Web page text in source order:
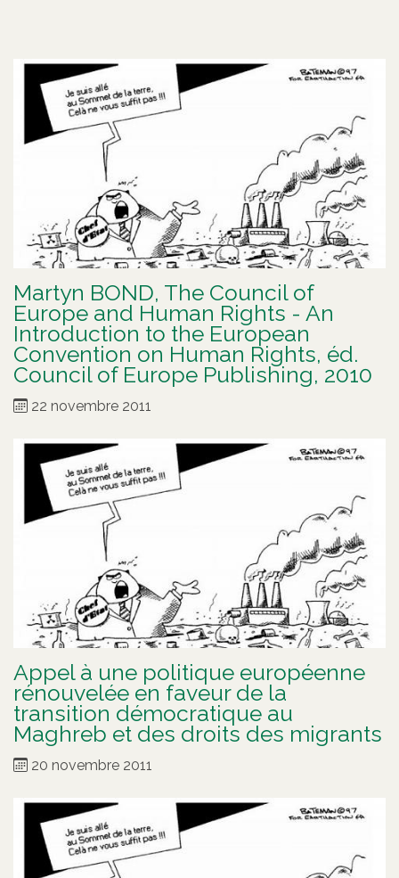
Martyn BOND, The Council of
Europe and Human Rights - An
Introduction to the European
Convention on Human Rights, éd.
Council of Europe Publishing, 2010
22 novembre 2011
Appel à une politique européenne
rénouvelée en faveur de la
transition démocratique au
Maghreb et des droits des migrants
20 novembre 2011